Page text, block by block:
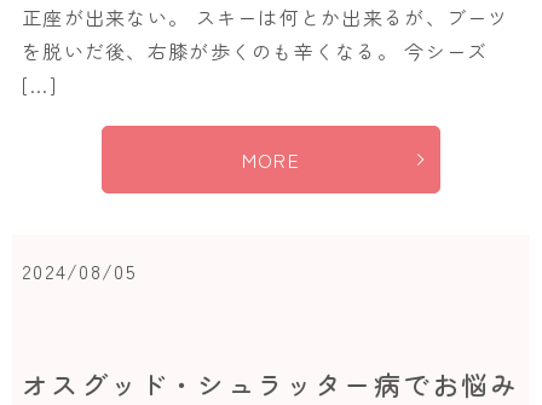
正座が出来ない。 スキーは何とか出来るが、ブーツ
を脱いだ後、右膝が歩くのも辛くなる。 今シーズ
[…]
MORE
2024/08/05
オスグッド・シュラッター病でお悩み